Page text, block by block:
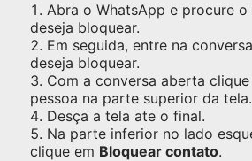
Abra o WhatsApp e procure
deseja bloquear.
Em seguida, entre na
deseja bloquear.
Com a conversa aberta
pessoa na parte superior da tela.
Desça a tela ate o final.
Na parte inferior no lado
clique em Bloquear contato.